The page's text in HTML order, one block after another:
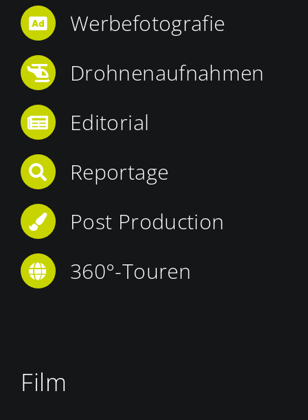
Werbefotografie
Drohnenaufnahmen
Editorial
Reportage
Post Production
360°-Touren
Film